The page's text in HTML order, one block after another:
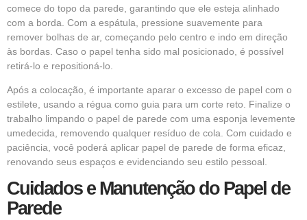
comece do topo da parede, garantindo que ele esteja alinhado
com a borda. Com a espátula, pressione suavemente para
remover bolhas de ar, começando pelo centro e indo em direção
às bordas. Caso o papel tenha sido mal posicionado, é possível
retirá-lo e repositioná-lo.
Após a colocação, é importante aparar o excesso de papel com o
estilete, usando a régua como guia para um corte reto. Finalize o
trabalho limpando o papel de parede com uma esponja levemente
umedecida, removendo qualquer resíduo de cola. Com cuidado e
paciência, você poderá aplicar papel de parede de forma eficaz,
renovando seus espaços e evidenciando seu estilo pessoal.
Cuidados e Manutenção do Papel de
Parede